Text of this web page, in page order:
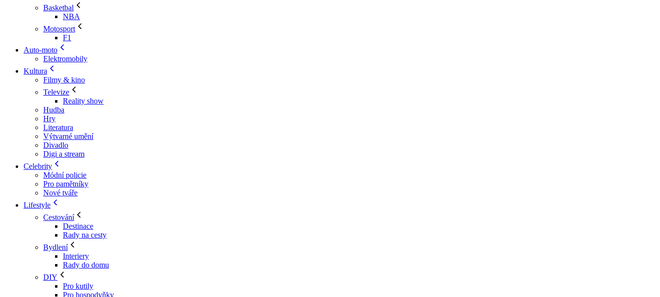
Basketbal
NBA
Motosport
F1
Auto-moto
Elektromobily
Kultura
Filmy & kino
Televize
Reality show
Hudba
Hry
Literatura
Výtvarné umění
Divadlo
Digi a stream
Celebrity
Módní policie
Pro pamětníky
Nové tváře
Lifestyle
Cestování
Destinace
Rady na cesty
Bydlení
Interiery
Rady do domu
DIY
Pro kutily
Pro hospodyňky